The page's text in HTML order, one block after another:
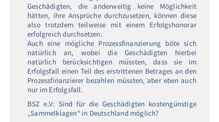
Geschädigten, die anderweitig keine Möglichkeit
hätten, ihre Ansprüche durchzusetzen, können diese
also trotzdem teilweise mit einem Erfolgshonorar
erfolgreich durchsetzen.
Auch eine mögliche Prozessfinanzierung böte sich
natürlich an, wobei die Geschädigten hierbei
natürlich berücksichtigen müssten, dass sie im
Erfolgsfall einen Teil des erstrittenen Betrages an den
Prozessfinanzierer bezahlen müssten, aber eben auch
nur im Erfolgsfall.
BSZ e.V: Sind für die Geschädigten kostengünstige
„Sammelklagen“ in Deutschland möglich?